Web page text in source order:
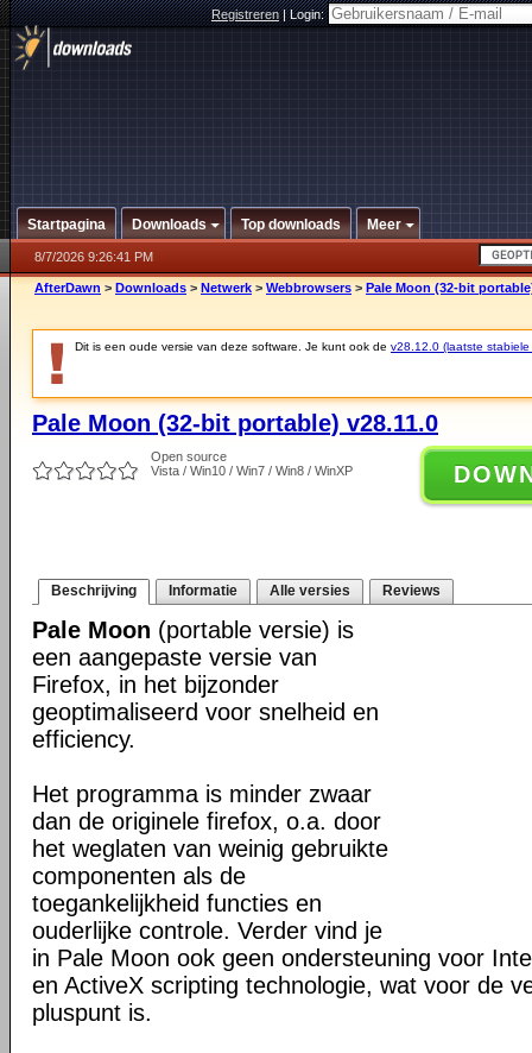
Registreren|Login:
Startpagina Downloads Top downloads Meer
8/7/2026 9:26:41 PM
AfterDawn > Downloads > Netwerk > Webbrowsers > Pale Moon (32-bit
Dit is een oude versie van deze software. Je kunt ook de v28.12.0 (laatste stabiele
Pale Moon (32-bit portable) v28.11.0
Open source
Vista / Win10 / Win7 / Win8 / WinXP
Beschrijving Informatie Alle versies Reviews
Pale Moon (portable versie) is
een aangepaste versie van
Firefox, in het bijzonder
geoptimaliseerd voor snelheid en
efficiency.
Het programma is minder zwaar
dan de originele firefox, o.a. door
het weglaten van weinig gebruikte
componenten als de
toegankelijkheid functies en
ouderlijke controle. Verder vind je
in Pale Moon ook geen ondersteuning voor
en ActiveX scripting technologie, wat voor de
pluspunt is.